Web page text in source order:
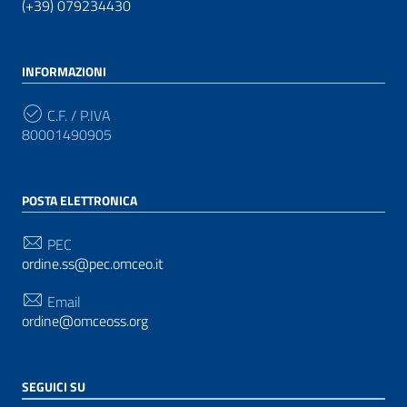
(+39) 079234430
INFORMAZIONI
C.F. / P.IVA
80001490905
POSTA ELETTRONICA
PEC
ordine.ss@pec.omceo.it
Email
ordine@omceoss.org
SEGUICI SU